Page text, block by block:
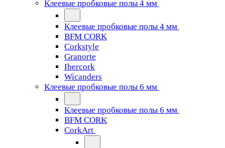
Клеевые пробковые полы 4 мм
Клеевые пробковые полы 4 мм
BFM CORK
Corkstyle
Granorte
Ibercork
Wicanders
Клеевые пробковые полы 6 мм
Клеевые пробковые полы 6 мм
BFM CORK
CorkArt